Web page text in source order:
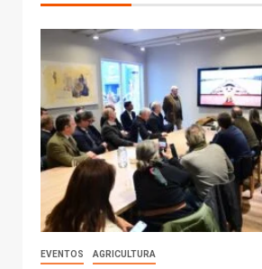
EVENTOS AGRICULTURA